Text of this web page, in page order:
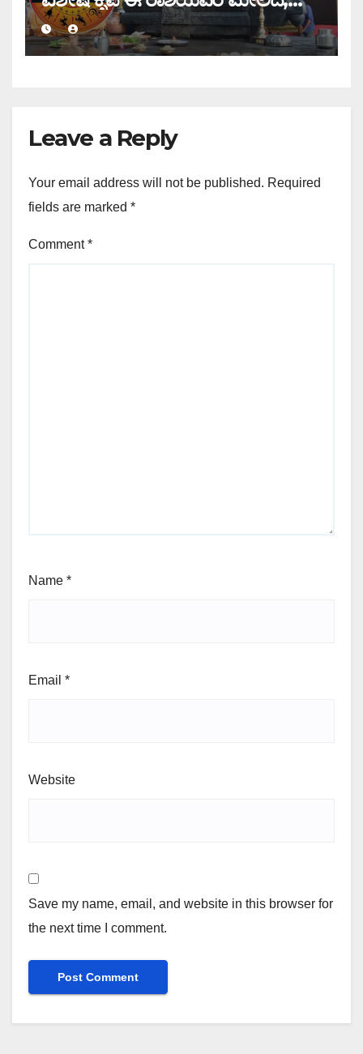
ಇಂದಿನ ರಾಶಿ ಭವಿಷ್ಯ ತಿಳಿಯಿರಿ
Leave a Reply
Your email address will not be published. Required
fields are marked *
Comment*
Name *
Email *
Website
Save my name, email, and website in this browser for
the next time I comment.